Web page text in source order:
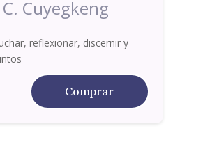
Cuyegkeng
reflexionar, discernir y
Comprar